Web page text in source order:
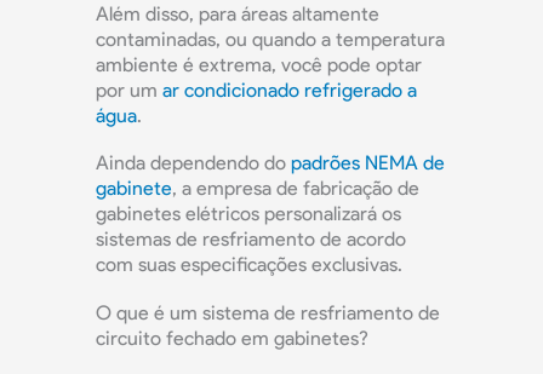
Além disso, para áreas altamente
contaminadas, ou quando a temperatura
ambiente é extrema, você pode optar
por um ar condicionado refrigerado a
água.
Ainda dependendo do padrões NEMA de
gabinete, a empresa de fabricação de
gabinetes elétricos personalizará os
sistemas de resfriamento de acordo
com suas especificações exclusivas.
O que é um sistema de resfriamento de
circuito fechado em gabinetes?